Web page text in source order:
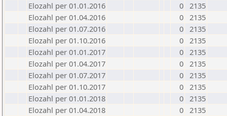
Elozahl per 01.01.2016
0 2135
Elozahl per 01.04.2016
0 2135
Elozahl per 01.07.2016
0 2135
Elozahl per 01.10.2016
0 2135
Elozahl per 01.01.2017
0 2135
Elozahl per 01.04.2017
0 2135
Elozahl per 01.07.2017
0 2135
Elozahl per 01.10.2017
0 2135
Elozahl per 01.01.2018
0 2135
Elozahl per 01.04.2018
0 2135